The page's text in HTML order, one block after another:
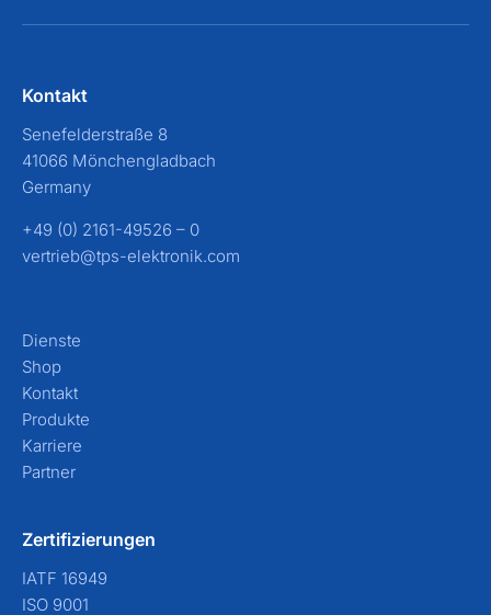
Kontakt
Senefelderstraße 8
41066 Mönchengladbach
Germany
+49 (0) 2161-49526 – 0
vertrieb@tps-elektronik.com
Dienste
Shop
Kontakt
Produkte
Karriere
Partner
Zertifizierungen
IATF 16949
ISO 9001